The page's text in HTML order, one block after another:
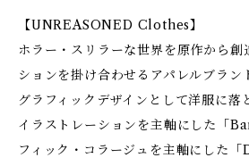
【UNREASONED Clothes】
ホラー・スリラーな世界を原作から創
ションを掛け合わせるアパレルブラン
グラフィックデザインとして洋服に落
イラストレーションを主軸にした「
フィック・コラージュを主軸にした